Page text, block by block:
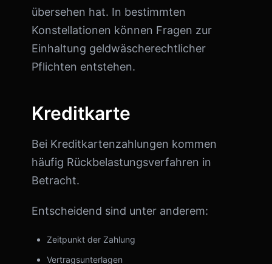
übersehen hat. In bestimmten
Konstellationen können Fragen zur
Einhaltung geldwäscherechtlicher
Pflichten entstehen.
Kreditkarte
Bei Kreditkartenzahlungen kommen
häufig Rückbelastungsverfahren in
Betracht.
Entscheidend sind unter anderem:
Zeitpunkt der Zahlung
Vertragsunterlagen